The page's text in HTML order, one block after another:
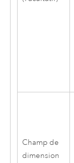
Champ de
dimension